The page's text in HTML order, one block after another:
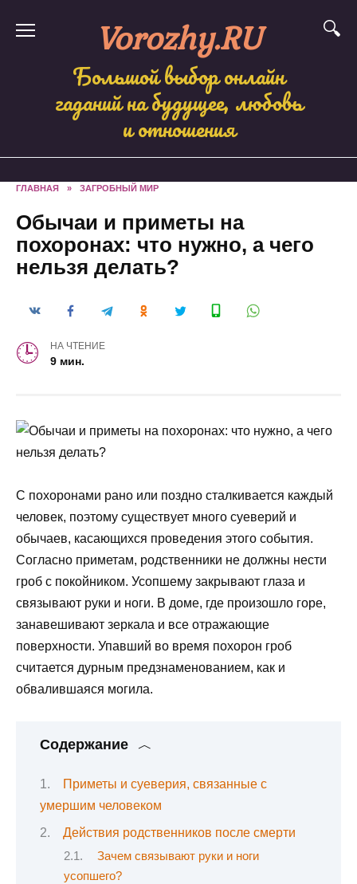
Vorozhy.RU
Большой выбор онлайн
гаданий на будущее, любовь
и отношения
ГЛАВНАЯ » ЗАГРОБНЫЙ МИР
Обычаи и приметы на
похоронах: что нужно, а чего
нельзя делать?
НА ЧТЕНИЕ
9 мин.
С похоронами рано или поздно сталкивается каждый
человек, поэтому существует много суеверий и
обычаев, касающихся проведения этого события.
Согласно приметам, родственники не должны нести
гроб с покойником. Усопшему закрывают глаза и
связывают руки и ноги. В доме, где произошло горе,
занавешивают зеркала и все отражающие
поверхности. Упавший во время похорон гроб
считается дурным предзнаменованием, как и
обвалившаяся могила.
Содержание
Приметы и суеверия, связанные с
умершим человеком
Действия родственников после смерти
Зачем связывают руки и ноги
усопшего?